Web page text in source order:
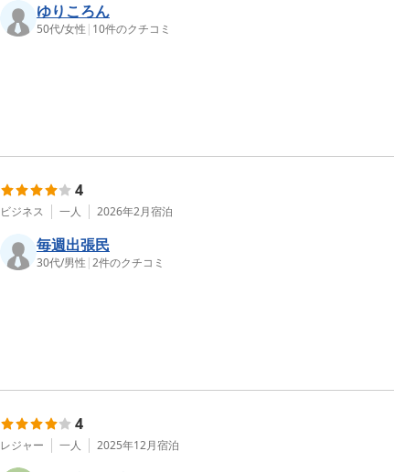
ゆりころん
50代/女性 | 10件のクチコミ
4
ビジネス 一人 2026年2月宿泊
毎週出張民
30代/男性 |2件のクチコミ
4
レジャー 一人 2025年12月宿泊